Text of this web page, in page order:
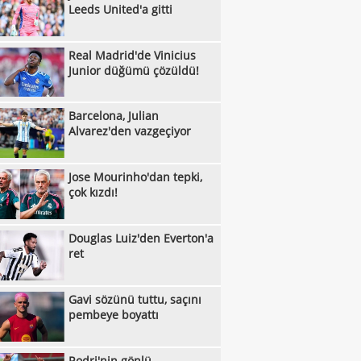
hazırlanıyor!
Çek basını: "Acımasız yenilgi"
Vlahovic için karar haftası: Beşiktaş
yanıt bekliyor
Fenerbahçe'den Martinelli hamlesi
Pavlidis, Fenerbahçe'yi Kerem'e sordu!
Fenerbahçe'de forvet planı: Ya Endrick ya
Yazarlardan Beşiktaş yorumları
Rafael Leao, Galatasaray'a çok yakın!
Beşiktaş'ın galibiyeti sonrası ülke
son durum
İşte Konferans Ligi'nde gecenin sonuçları
Mauro Icardi'ye yeni talip
İşte Avrupa Ligi'nde gecenin sonuçları!
Leeds United'a gitti
Real Madrid'de Vinicius
Junior düğümü çözüldü!
Barcelona, Julian
Alvarez'den vazgeçiyor
Jose Mourinho'dan tepki,
çok kızdı!
Douglas Luiz'den Everton'a
ret
Gavi sözünü tuttu, saçını
pembeye boyattı